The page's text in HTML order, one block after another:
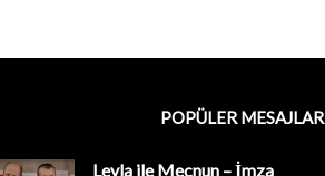
POPÜLER MESAJLAR
Leyla ile Mecnun – İmza